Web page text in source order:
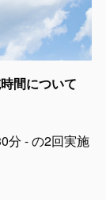
間について
分 - の2回実施